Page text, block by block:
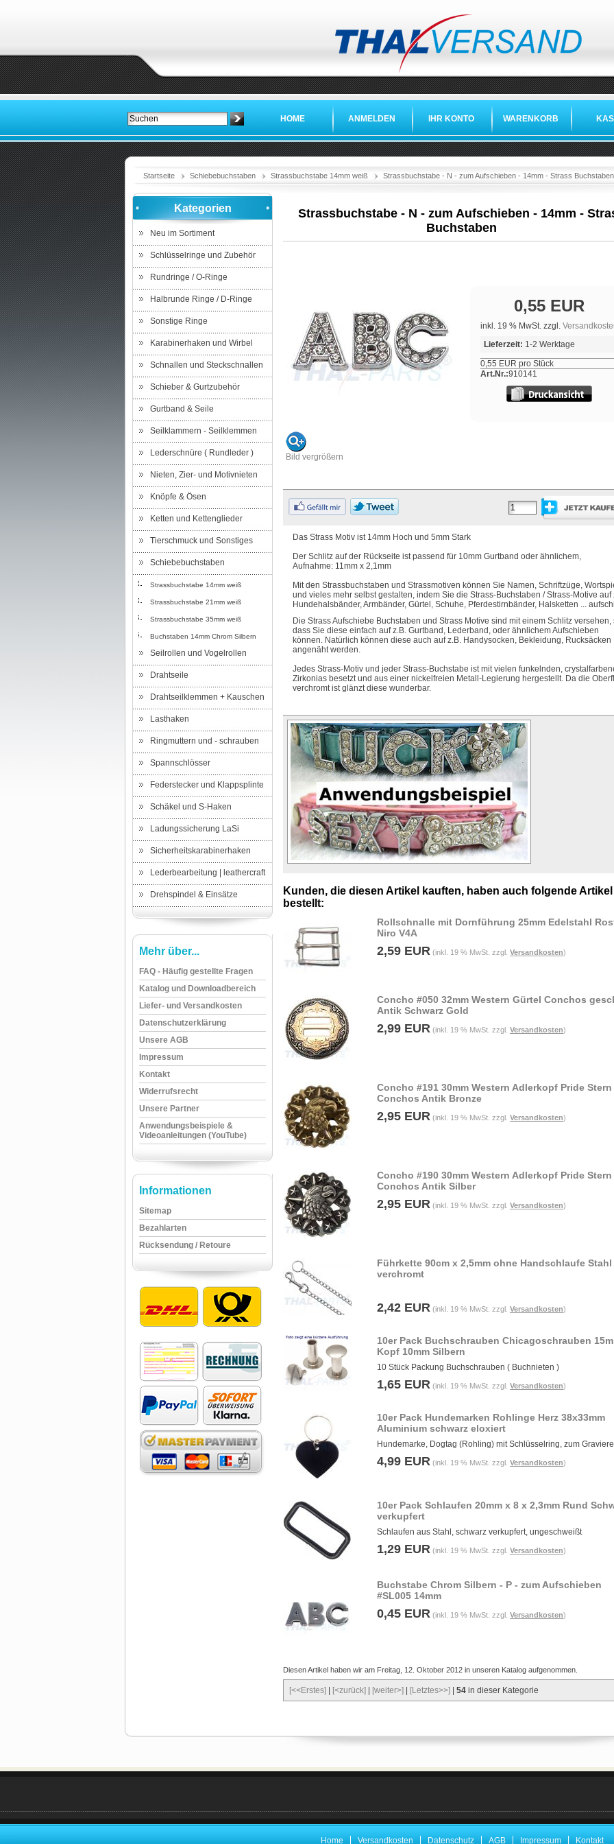
HOME ANMELDEN IHR KONTO WARENKORB
Startseite Schiebebuchstaben Strassbuchstabe 14mm weiß Strassbuchstabe - N - zum Aufschieben - 14mm - Strass Buchstaben
Kategorien
Neu im Sortiment
Schlüsselringe und Zubehör
Rundringe / O-Ringe
Halbrunde Ringe / D-Ringe
Sonstige Ringe
Karabinerhaken und Wirbel
Schnallen und Steckschnallen
Schieber & Gurtzubehör
Gurtband & Seile
Seilklammern - Seilklemmen
Lederschnüre ( Rundleder )
Nieten, Zier- und Motivnieten
Knöpfe & Ösen
Ketten und Kettenglieder
Tierschmuck und Sonstiges
Schiebebuchstaben
Strassbuchstabe 14mm weiß
Strassbuchstabe 21mm weiß
Strassbuchstabe 35mm weiß
Buchstaben 14mm Chrom Silbern
Seilrollen und Vogelrollen
Drahtseile
Drahtseilklemmen + Kauschen
Lasthaken
Ringmuttern und - schrauben
Spannschlösser
Federstecker und Klappsplinte
Schäkel und S-Haken
Ladungssicherung LaSi
Sicherheitskarabinerhaken
Lederbearbeitung | leathercraft
Drehspindel & Einsätze
Mehr über...
FAQ - Häufig gestellte Fragen
Katalog und Downloadbereich
Liefer- und Versandkosten
Datenschutzerklärung
Unsere AGB
Impressum
Kontakt
Widerrufsrecht
Unsere Partner
Anwendungsbeispiele &
Videoanleitungen (YouTube)
Informationen
Sitemap
Bezahlarten
Rücksendung / Retoure
Strassbuchstabe - N - zum Aufschieben - 14mm -
Buchstaben
Bild vergrößern
0,55 EUR
inkl. 19 % MwSt. zzgl.
Lieferzeit: 1-2 Werktage
0,55 EUR pro Stück
Art.Nr.:910141
Das Strass Motiv ist 14mm Hoch und 5mm Stark
Der Schlitz auf der Rückseite ist passend für 10mm Gurtband oder ähnlichem,
Aufnahme: 11mm x 2,1mm
Mit den Strassbuchstaben und Strassmotiven können Sie Namen, Schriftzüge,
und vieles mehr selbst gestalten, indem Sie die Strass-Buchstaben / Strass-Motive auf
Hundehalsbänder, Armbänder, Gürtel, Schuhe, Pferdestirnbänder, Halsketten ...
Die Strass Aufschiebe Buchstaben und Strass Motive sind mit einem Schlitz versehen,
dass Sie diese einfach auf z.B. Gurtband, Lederband, oder ähnlichem Aufschieben
können. Natürlich können diese auch auf z.B. Handysocken, Bekleidung, Rucksäcken
angenäht werden.
Jedes Strass-Motiv und jeder Strass-Buchstabe ist mit vielen funkelnden,
Zirkonias besetzt und aus einer nickelfreien Metall-Legierung hergestellt. Da die
verchromt ist glänzt diese wunderbar.
Kunden, die diesen Artikel kauften, haben auch folgende Artikel
bestellt:
Rollschnalle mit Dornführung 25mm Edelstahl
Niro V4A
2,59 EUR (inkl. 19 % MwSt. zzgl. Versandkosten)
Concho #050 32mm Western Gürtel Conchos
Antik Schwarz Gold
2,99 EUR (inkl. 19 % MwSt. zzgl. Versandkosten)
Concho #191 30mm Western Adlerkopf Pride Stern
Conchos Antik Bronze
2,95 EUR (inkl. 19 % MwSt. zzgl. Versandkosten)
Concho #190 30mm Western Adlerkopf Pride Stern
Conchos Antik Silber
2,95 EUR (inkl. 19 % MwSt. zzgl. Versandkosten)
Führkette 90cm x 2,5mm ohne Handschlaufe Stahl
verchromt
2,42 EUR (inkl. 19 % MwSt. zzgl. Versandkosten)
10er Pack Buchschrauben Chicagoschrauben
Kopf 10mm Silbern
10 Stück Packung Buchschrauben ( Buchnieten )
1,65 EUR (inkl. 19 % MwSt. zzgl. Versandkosten)
10er Pack Hundemarken Rohlinge Herz 38x33mm
Aluminium schwarz eloxiert
Hundemarke, Dogtag (Rohling) mit Schlüsselring, zum
4,99 EUR (inkl. 19 % MwSt. zzgl. Versandkosten)
10er Pack Schlaufen 20mm x 8 x 2,3mm Rund
verkupfert
Schlaufen aus Stahl, schwarz verkupfert, ungeschweißt
1,29 EUR (inkl. 19 % MwSt. zzgl. Versandkosten)
Buchstabe Chrom Silbern - P - zum Aufschieben
#SL005 14mm
0,45 EUR (inkl. 19 % MwSt. zzgl. Versandkosten)
Diesen Artikel haben wir am Freitag, 12. Oktober 2012 in unseren Katalog aufgenommen.
[<<Erstes] [<zurück] [weiter>] [Letztes>>] 54 in dieser Kategorie
Home Versandkosten Datenschutz AGB Impressum Kontakt